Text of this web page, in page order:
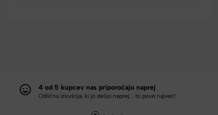
4 od 5 kupcev nas priporočajo naprej
Odlična izkušnja, ki jo delijo naprej... to pove največ!